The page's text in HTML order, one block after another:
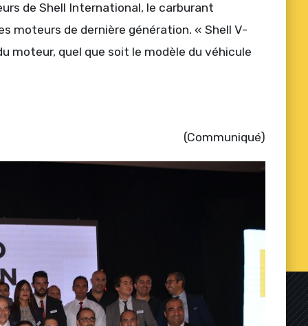
de Shell International, le carburant
moteurs de dernière génération. « Shell V-
moteur, quel que soit le modèle du véhicule
(Communiqué)